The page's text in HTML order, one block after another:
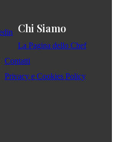
Chi Siamo
La Pagina dello Chef
Contatti
Privacy e Cookies Policy